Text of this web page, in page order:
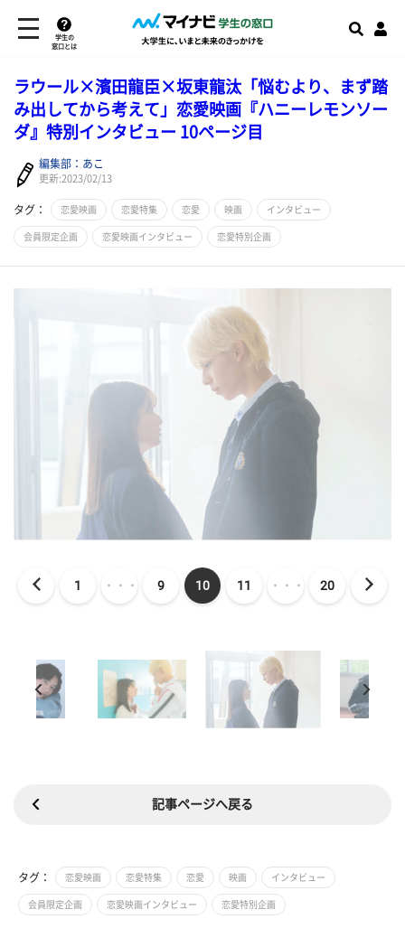
学生の
窓口とは
ラウール×濱田龍臣×坂東龍汰「悩むより、まず踏
み出してから考えて」恋愛映画『ハニーレモンソー
ダ』特別インタビュー 10ページ目
編集部：あこ
更新:2023/02/13
タグ： 恋愛映画 恋愛特集 恋愛 映画 インタビュー
会員限定企画 恋愛映画インタビュー 恋愛特別企画
1 ・・・ 9 10 11 ・・・ 20
記事ページへ戻る
タグ： 恋愛映画 恋愛特集 恋愛 映画 インタビュー
会員限定企画 恋愛映画インタビュー 恋愛特別企画